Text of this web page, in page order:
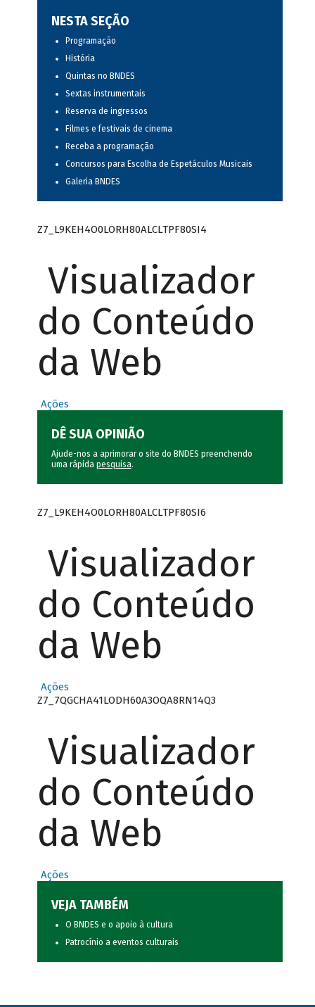
NESTA SEÇÃO
Programação
História
Quintas no BNDES
Sextas instrumentais
Reserva de ingressos
Filmes e festivais de cinema
Receba a programação
Concursos para Escolha de Espetáculos Musicais
Galeria BNDES
Z7_L9KEH4O0LORH80ALCLTPF80SI4
Visualizador
do Conteúdo
da Web
Ações
DÊ SUA OPINIÃO
Ajude-nos a aprimorar o site do BNDES preenchendo
uma rápida pesquisa.
Z7_L9KEH4O0LORH80ALCLTPF80SI6
Visualizador
do Conteúdo
da Web
Ações
Z7_7QGCHA41LODH60A3OQA8RN14Q3
Visualizador
do Conteúdo
da Web
Ações
VEJA TAMBÉM
O BNDES e o apoio à cultura
Patrocínio a eventos culturais